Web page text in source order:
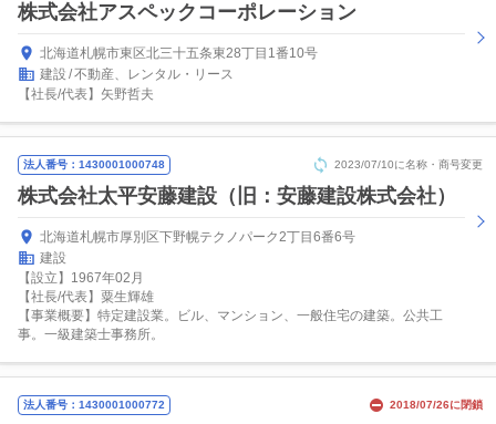
株式会社アスペックコーポレーション
北海道札幌市東区北三十五条東28丁目1番10号
建設 不動産、レンタル・リース
【社長/代表】矢野哲夫
法人番号：1430001000748 2023/07/10に名称・商号変更
株式会社太平安藤建設（旧：安藤建設株式会社）
北海道札幌市厚別区下野幌テクノパーク2丁目6番6号
建設
【設立】1967年02月
【社長/代表】粟生輝雄
【事業概要】特定建設業。ビル、マンション、一般住宅の建築。公共工
事。一級建築士事務所。
法人番号：1430001000772 2018/07/26に閉鎖